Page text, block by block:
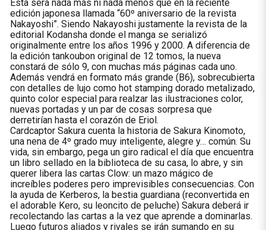
Esta será nada más ni nada menos que en la reciente
edición japonesa llamada “60º aniversario de la revista
Nakayoshi”. Siendo Nakayoshi justamente la revista de la
editorial Kodansha donde el manga se serializó
originalmente entre los años 1996 y 2000. A diferencia de
la edición tankoubon original de 12 tomos, la nueva
constará de sólo 9, con muchas más páginas cada uno.
Además vendrá en formato más grande (B6), sobrecubierta
con detalles de lujo como hot stamping dorado metalizado,
quinto color especial para realzar las ilustraciones color,
nuevas portadas y un par de cosas sorpresa que
derretirían hasta el corazón de Eriol.
Cardcaptor Sakura cuenta la historia de Sakura Kinomoto,
una nena de 4º grado muy inteligente, alegre y… común. Su
vida, sin embargo, pega un giro radical el día que encuentra
un libro sellado en la biblioteca de su casa, lo abre, y sin
querer libera las cartas Clow: un mazo mágico de
increíbles poderes pero imprevisibles consecuencias. Con
la ayuda de Kerberos, la bestia guardiana (reconvertida en
el adorable Kero, su leoncito de peluche) Sakura deberá ir
recolectando las cartas a la vez que aprende a dominarlas.
Luego futuros aliados y rivales se irán sumando en su